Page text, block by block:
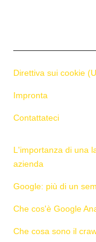
L'importanza di una
azienda
Google: più di un
Che cos'è Google
Che cosa sono il
Direttiva sui cookie
Impronta
Contattateci